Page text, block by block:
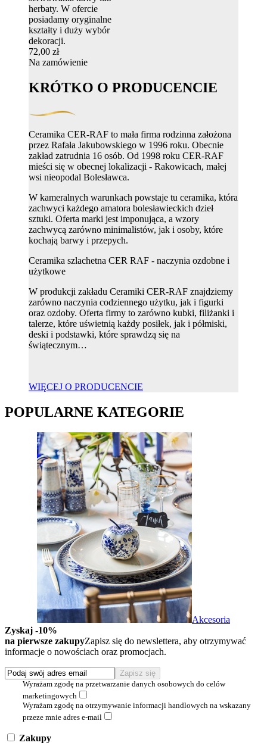
herbaty. W ofercie
posiadamy oryginalne
kształty i duży wybór
dekoracji.
72,00 zł
Na zamówienie
KRÓTKO O PRODUCENCIE
Ceramika CER-RAF to mała firma rodzinna założona
przez Rafała Jakubowskiego w 1996 roku. Obecnie
zakład zatrudnia 16 osób. Od 1998 roku CER-RAF
mieści się w obecnej lokalizacji - Rakowicach, małej
wsi nieopodal Bolesławca.
W kameralnych warunkach powstaje tu ceramika, która
zachwyci każdego amatora bolesławieckich dzieł
sztuki. Oferta marki jest imponująca, a wzory
zachwycą zarówno minimalistów, jak i osoby, które
kochają barwy i przepych.
Ceramika szlachetna CER RAF - naczynia ozdobne i
użytkowe
W produkcji zakładu Ceramiki CER-RAF znajdziemy
zarówno naczynia codziennego użytku, jak i figurki
oraz ozdoby. Oferta firmy to zarówno kubki, filiżanki i
talerze, które uświetnią każdy posiłek, jak i półmiski,
deski i podstawki, które sprawdzą się na
świątecznym…
WIĘCEJ O PRODUCENCIE
POPULARNE KATEGORIE
Akcesoria
Zyskaj -10%
na pierwsze zakupyZapisz się do newslettera, aby otrzymywać
informacje o nowościach oraz promocjach.
Wyrażam zgodę na przetwarzanie danych osobowych do celów
marketingowych
Wyrażam zgodę na otrzymywanie informacji handlowych na wskazany
przeze mnie adres e-mail
Zakupy